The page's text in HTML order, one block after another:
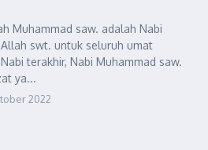
Muhammad saw. adalah Nabi
swt. untuk seluruh umat
terakhir, Nabi Muhammad saw.
ya...
2022